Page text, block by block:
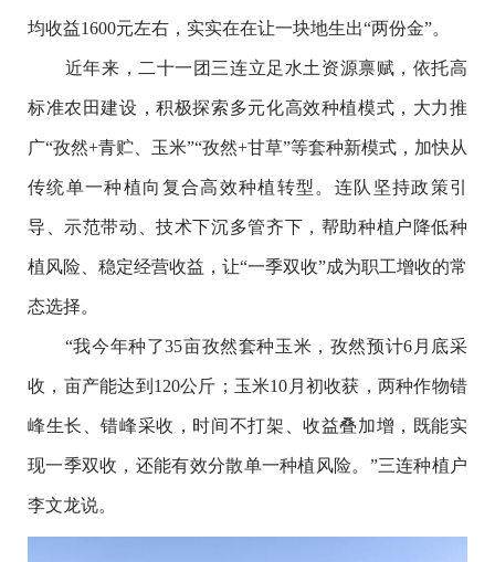
均收益1600元左右，实实在在让一块地生出“两份金”。
近年来，二十一团三连立足水土资源禀赋，依托高
标准农田建设，积极探索多元化高效种植模式，大力推
广“孜然+青贮、玉米”“孜然+甘草”等套种新模式，加快从
传统单一种植向复合高效种植转型。连队坚持政策引
导、示范带动、技术下沉多管齐下，帮助种植户降低种
植风险、稳定经营收益，让“一季双收”成为职工增收的常
态选择。
“我今年种了35亩孜然套种玉米，孜然预计6月底采
收，亩产能达到120公斤；玉米10月初收获，两种作物错
峰生长、错峰采收，时间不打架、收益叠加增，既能实
现一季双收，还能有效分散单一种植风险。”三连种植户
李文龙说。